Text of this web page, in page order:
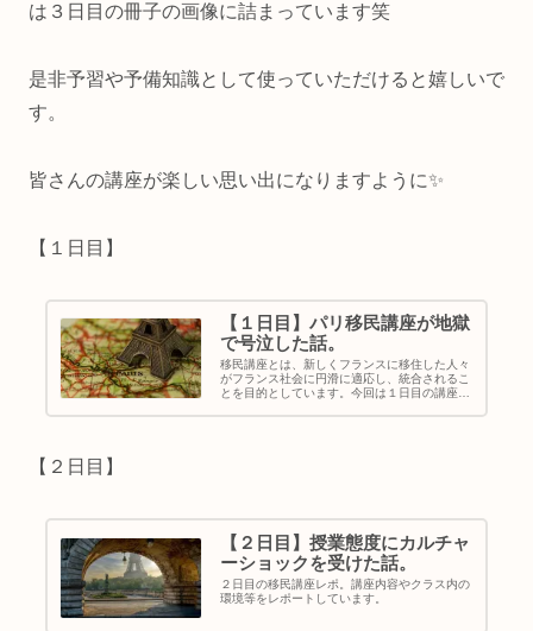
は３日目の冊子の画像に詰まっています笑
是非予習や予備知識として使っていただけると嬉しいで
す。
皆さんの講座が楽しい思い出になりますように✨
【１日目】
【１日目】パリ移民講座が地獄
で号泣した話。
移民講座とは、新しくフランスに移住した人々
がフランス社会に円滑に適応し、統合されるこ
とを目的としています。今回は１日目の講座内
【２日目】
【２日目】授業態度にカルチャ
ーショックを受けた話。
２日目の移民講座レポ。講座内容やクラス内の
環境等をレポートしています。